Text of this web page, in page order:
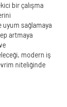
bir çalışma
uyum sağlamaya
artmaya
modern iş
niteliğinde